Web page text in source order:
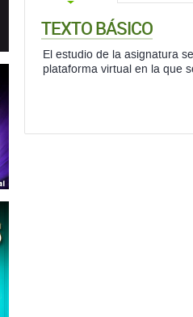
TEXTO BÁSICO
El estudio de la asignatura
plataforma virtual en la que